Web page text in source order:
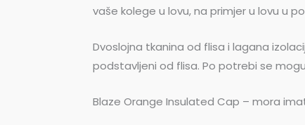
vaše kolege u lovu, na primjer u lovu u
Dvoslojna tkanina od flisa i lagana
podstavljeni od flisa. Po potrebi se
Blaze Orange Insulated Cap – mora